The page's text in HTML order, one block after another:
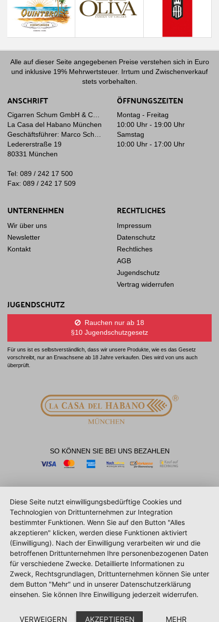
Alle auf dieser Seite angegebenen Preise verstehen sich in Euro
und inklusive 19% Mehrwertsteuer. Irrtum und Zwischenverkauf
stets vorbehalten.
ANSCHRIFT
Cigarren Schum GmbH & Co. KG
La Casa del Habano München
Geschäftsführer: Marco Schum
Ledererstraße 19
80331 München
Tel: 089 / 242 17 500
Fax: 089 / 242 17 509
ÖFFNUNGSZEITEN
Montag - Freitag
10:00 Uhr - 19:00 Uhr
Samstag
10:00 Uhr - 17:00 Uhr
UNTERNEHMEN
Wir über uns
Newsletter
Kontakt
RECHTLICHES
Impressum
Datenschutz
Rechtliches
AGB
Jugendschutz
Vertrag widerrufen
JUGENDSCHUTZ
Rauchen nur ab 18
§10 Jugendschutzgesetz
Für uns ist es selbstverständlich, dass wir unsere Produkte, wie es das Gesetz
vorschreibt, nur an Erwachsene ab 18 Jahre verkaufen. Dies wird von uns auch
überprüft.
SO KÖNNEN SIE BEI UNS BEZAHLEN
Diese Seite nutzt einwilligungsbedürftige Cookies und
Technologien von Drittunternehmen zur Integration
bestimmter Funktionen. Wenn Sie auf den Button "Alles
akzeptieren" klicken, werden diese Funktionen aktiviert
(Einwilligung). Nach der Einwilligung verarbeiten wir und die
betroffenen Drittunternehmen Ihre personenbezogenen Daten
für verschiedene Zwecke. Detaillierte Informationen zu
Zweck, Rechtsgrundlagen, Drittunternehmen können Sie unter
dem Button "Mehr" und in unserer Datenschutzerklärung
einsehen. Sie können Ihre Einwilligung jederzeit widerrufen.
VERWEIGERN AKZEPTIEREN MEHR